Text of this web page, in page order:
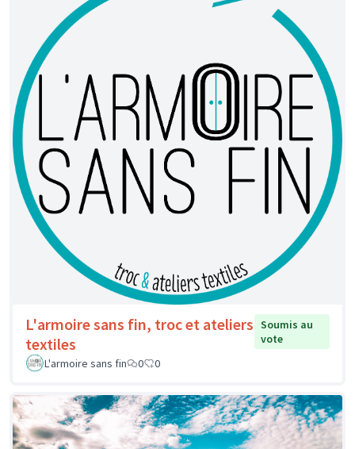
L'armoire sans fin, troc et ateliers
textiles
Soumis au
vote
L'armoire sans fin
0 0